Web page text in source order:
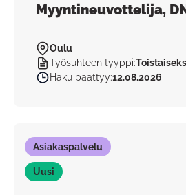
Myyntineuvottelija,
Oulu
Työsuhteen tyyppi:
Haku päättyy:12.08.2026
Asiakaspalvelu
Uusi